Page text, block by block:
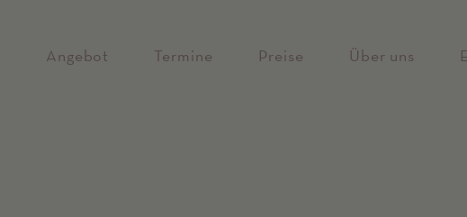
Angebot Termine Preise Über uns